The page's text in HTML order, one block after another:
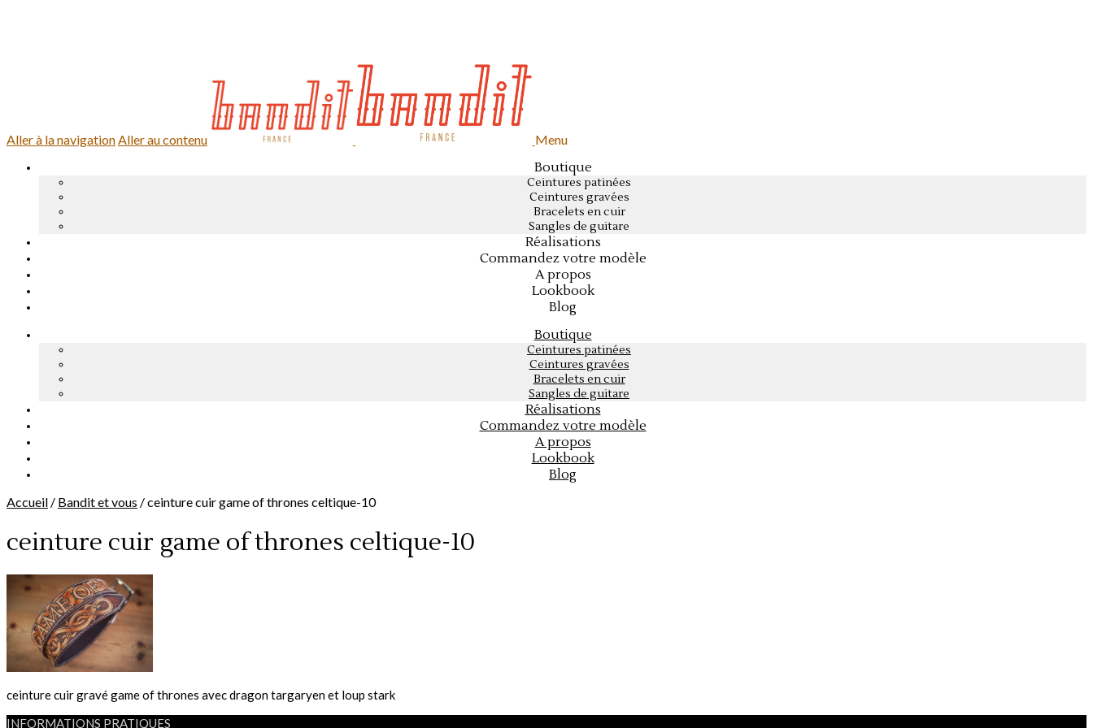
Aller à la navigationAller au contenu Menu
Boutique
Ceintures patinées
Ceintures gravées
Bracelets en cuir
Sangles de guitare
Réalisations
Commandez votre modèle
A propos
Lookbook
Blog
Boutique
Ceintures patinées
Ceintures gravées
Bracelets en cuir
Sangles de guitare
Réalisations
Commandez votre modèle
A propos
Lookbook
Blog
Accueil / Bandit et vous /ceinture cuir game of thrones celtique-10
ceinture cuir game of thrones celtique-10
ceinture cuir gravé game of thrones avec dragon targaryen et loup stark
INFORMATIONS PRATIQUES